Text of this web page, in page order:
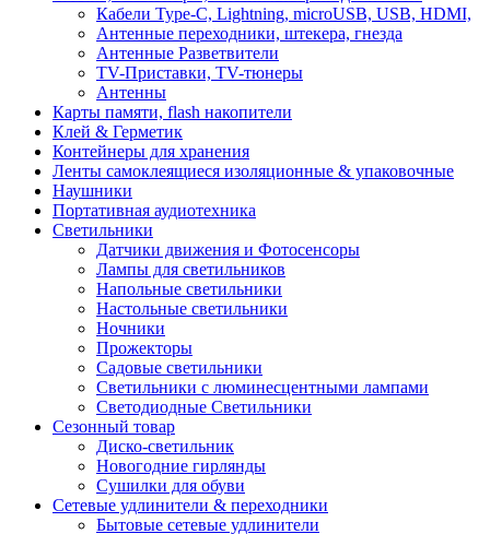
Кабели Type-C, Lightning, microUSB, USB, HDMI,
Антенные переходники, штекера, гнезда
Антенные Разветвители
TV-Приставки, TV-тюнеры
Антенны
Карты памяти, flash накопители
Клей & Герметик
Контейнеры для хранения
Ленты самоклеящиеся изоляционные & упаковочные
Наушники
Портативная аудиотехника
Светильники
Датчики движения и Фотосенсоры
Лампы для светильников
Напольные светильники
Настольные светильники
Ночники
Прожекторы
Садовые светильники
Светильники с люминесцентными лампами
Светодиодные Светильники
Сезонный товар
Диско-светильник
Новогодние гирлянды
Сушилки для обуви
Сетевые удлинители & переходники
Бытовые сетевые удлинители